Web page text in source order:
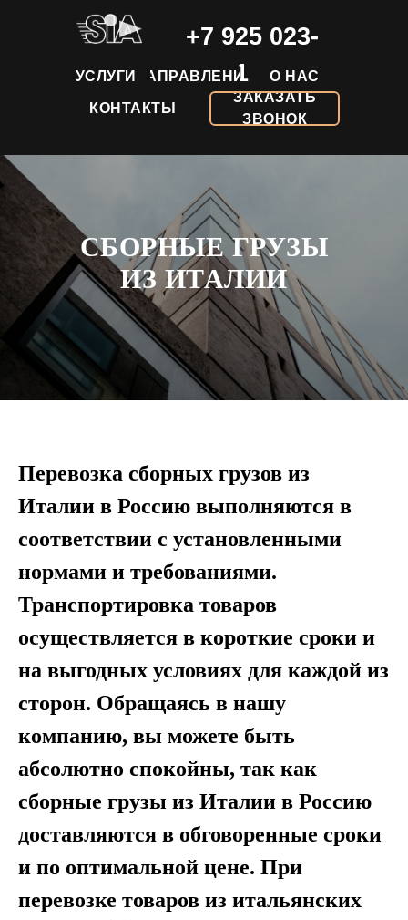
+7 925 023-
82-31
ЗАКАЗАТЬ
ЗВОНОК
О НАС
НАПРАВЛЕНИЯ
УСЛУГИ
КОНТАКТЫ
СБОРНЫЕ ГРУЗЫ
ИЗ ИТАЛИИ
Перевозка сборных грузов из
Италии в Россию выполняются в
соответствии с установленными
нормами и требованиями.
Транспортировка товаров
осуществляется в короткие сроки и
на выгодных условиях для каждой из
сторон. Обращаясь в нашу
компанию, вы можете быть
абсолютно спокойны, так как
сборные грузы из Италии в Россию
доставляются в обговоренные сроки
и по оптимальной цене. При
перевозке товаров из итальянских